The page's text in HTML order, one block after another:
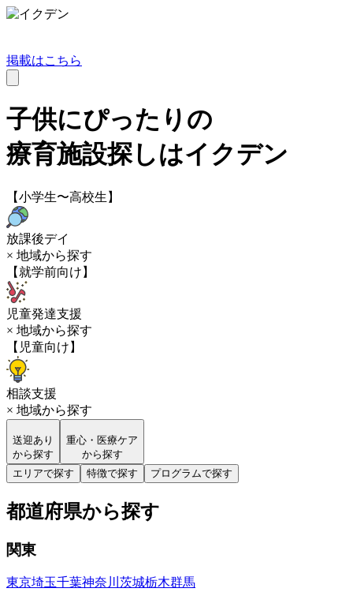
掲載はこちら
子供にぴったりの
療育施設探しはイクデン
【小学生〜高校生】
放課後デイ
× 地域から探す
【就学前向け】
児童発達支援
× 地域から探す
【児童向け】
相談支援
× 地域から探す
送迎あり
から探す
重心・医療ケア
から探す
エリアで探す
特徴で探す プログラムで探す
都道府県から探す
関東
東京埼玉千葉神奈川 茨城栃木群馬